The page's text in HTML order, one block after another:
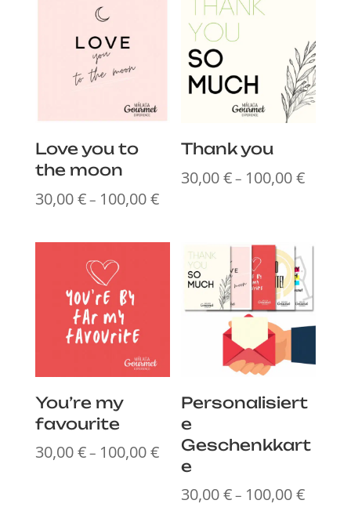
Love you to
the moon
30,00€– 100,00€Preisspanne:
bis
100,00 €
Thank you
30,00€– 100,00€
You’re my
favourite
30,00€– 100,00€Preisspanne:
30,00 €
Personalisiert
e
Geschenkkart
e
30,00€– 100,00€